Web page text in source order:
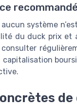
système
du duck prix et
de